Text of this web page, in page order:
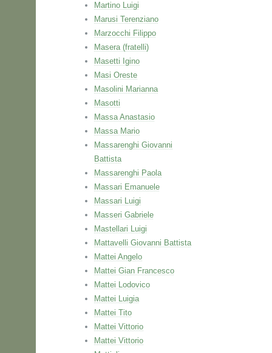
Martino Luigi
Marusi Terenziano
Marzocchi Filippo
Masera (fratelli)
Masetti Igino
Masi Oreste
Masolini Marianna
Masotti
Massa Anastasio
Massa Mario
Massarenghi Giovanni
Battista
Massarenghi Paola
Massari Emanuele
Massari Luigi
Masseri Gabriele
Mastellari Luigi
Mattavelli Giovanni Battista
Mattei Angelo
Mattei Gian Francesco
Mattei Lodovico
Mattei Luigia
Mattei Tito
Mattei Vittorio
Mattei Vittorio